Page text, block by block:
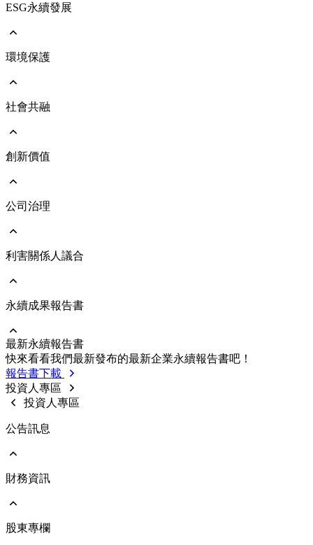
ESG永續發展
前往 ESG永續發展
響應國際倡議
執行成果亮點
環境保護
前往 環境保護
能源與氣體管理
社會共融
前往 社會共融
人權管理
社會與人文關懷
創新價值
前往 創新價值
公司治理
前往 公司治理
董事會
功能性委員會
永續供應鏈
企業誠信經營
内部稽核
重要規章制度
利害關係人議合
前往 利害關係人議合
利害關係人聯絡資訊
利害關係人投訴管道
利害關係人線上意見反應
永續成果報告書
前往 永續成果報告書
歷年報告書下載
最新永續報告書
快來看看我們最新發布的最新企業永續報告書吧！
報告書下載
投資人專區
投資人專區
公告訊息
前往 公告訊息
財務資訊
前往 財務資訊
股東專欄